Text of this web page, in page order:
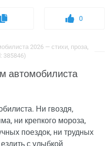
0
2026 — стихи, проза,
385846)
автомобилиста
Ни гвоздя,
ни крепкого мороза,
поездок, ни трудных
с улыбкой